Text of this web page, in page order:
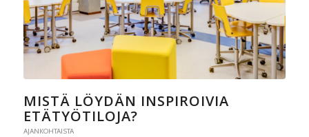
MISTÄ LÖYDÄN INSPIROIVIA
ETÄTYÖTILOJA?
AJANKOHTAISTA